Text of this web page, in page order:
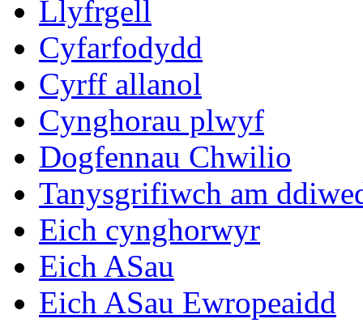
Llyfrgell
Cyfarfodydd
Cyrff allanol
Cynghorau plwyf
Dogfennau Chwilio
Tanysgrifiwch am
Eich cynghorwyr
Eich ASau
Eich ASau Ewropeaidd